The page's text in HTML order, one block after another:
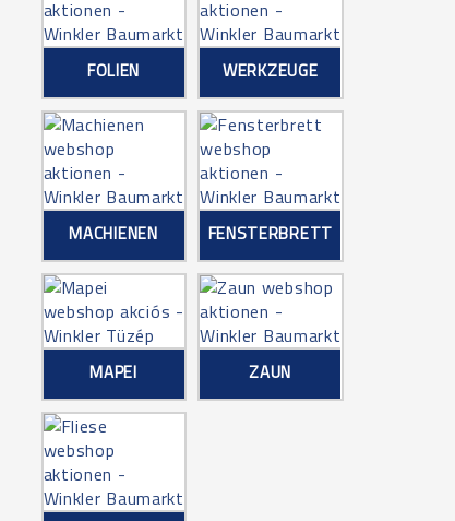
FOLIEN WERKZEUGE
MACHIENEN FENSTERBRETT
MAPEI ZAUN